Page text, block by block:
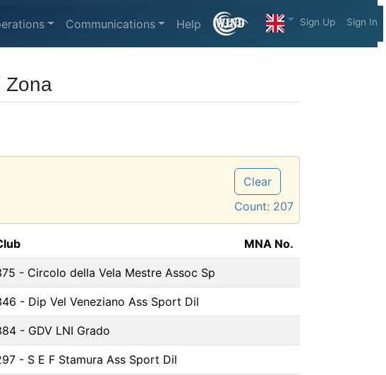
Communications Help Sign Up Sign In
Zona
Clear
Count: 207
MNA No.
- Circolo della Vela Mestre Assoc Sp
- Dip Vel Veneziano Ass Sport Dil
- GDV LNI Grado
- S E F Stamura Ass Sport Dil